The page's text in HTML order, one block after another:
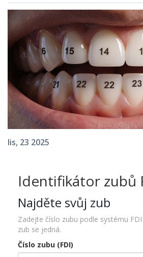
lis, 23 2025
Identifikátor zubů
Najděte svůj zub
Zadejte číslo zubu podle systému
zub se jedná.
Číslo zubu (FDI)